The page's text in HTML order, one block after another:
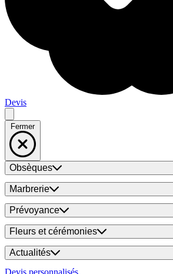
Devis
Fermer
Obsèques
Marbrerie
Prévoyance
Fleurs et cérémonies
Actualités
Devis personnalisés